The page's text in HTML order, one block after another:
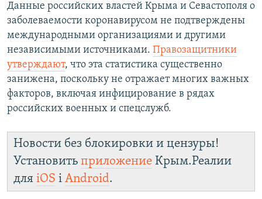
Данные российских властей Крыма и Севастополя о
заболеваемости коронавирусом не подтверждены
международными организациями и другими
независимыми источниками. Правозащитники
утверждают, что эта статистика существенно
занижена, поскольку не отражает многих важных
факторов, включая инфицирование в рядах
российских военных и спецслужб.​
Новости без блокировки и цензуры!
Установить приложение Крым.Реалии
для iOS і Android.